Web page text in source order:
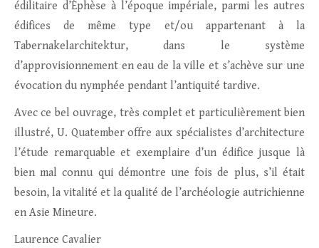
édilitaire d’Éphèse à l’époque impériale, parmi les autres
édifices de même type et/ou appartenant à la
Tabernakelarchitektur, dans le système
d’approvisionnement en eau de la ville et s’achève sur une
évocation du nymphée pendant l’antiquité tardive.
Avec ce bel ouvrage, très complet et particulièrement bien
illustré, U. Quatember offre aux spécialistes d’architecture
l’étude remarquable et exemplaire d’un édifice jusque là
bien mal connu qui démontre une fois de plus, s’il était
besoin, la vitalité et la qualité de l’archéologie autrichienne
en Asie Mineure.
Laurence Cavalier